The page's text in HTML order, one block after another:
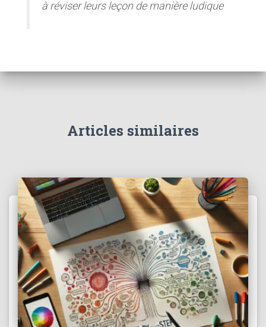
à réviser leurs leçon de manière ludique
Articles similaires